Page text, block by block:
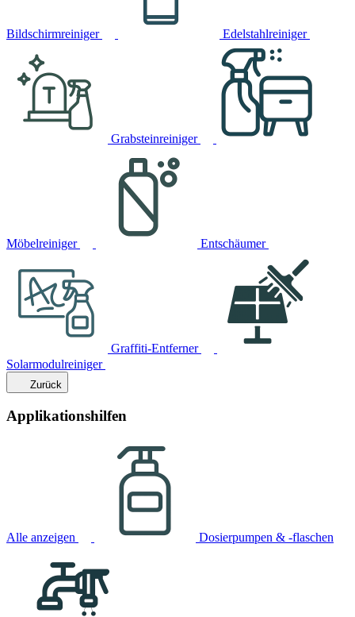
Bildschirmreiniger Edelstahlreiniger
Grabsteinreiniger
Möbelreiniger Entschäumer
Graffiti-Entferner
Solarmodulreiniger
Zurück
Applikationshilfen
Alle anzeigen Dosierpumpen & -flaschen